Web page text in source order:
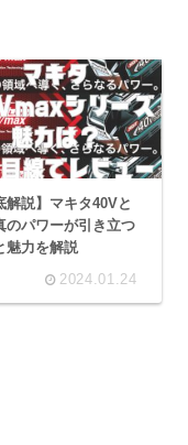
解説】マキタ40Vと
のパワーが引き立つ
魅力を解説
2024.01.24